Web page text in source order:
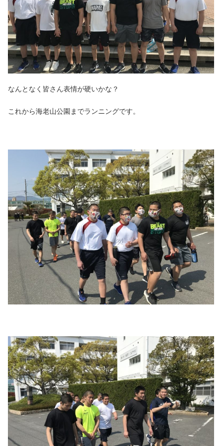
なんとなく皆さん表情が硬いかな？
これから海老山公園までランニングです。